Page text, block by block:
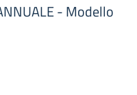
- Modello